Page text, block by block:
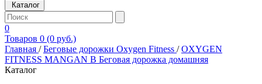
Каталог
0
Товаров 0 (0 руб.)
Главная /Беговые дорожки Oxygen Fitness /OXYGEN
FITNESS MANGAN B Беговая дорожка домашняя
Каталог